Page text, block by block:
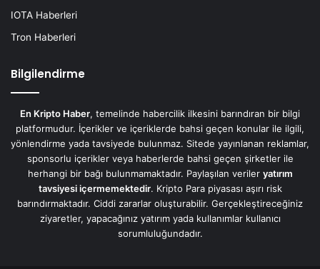
IOTA Haberleri
Tron Haberleri
Bilgilendirme
En Kripto Haber, temelinde habercilik ilkesini barındıran bir bilgi
platformudur. İçerikler ve içeriklerde bahsi geçen konular ile ilgili,
yönlendirme yada tavsiyede bulunmaz. Sitede yayınlanan reklamlar,
sponsorlu içerikler veya haberlerde bahsi geçen şirketler ile
herhangi bir bağı bulunmamaktadır. Paylaşılan veriler yatırım
tavsiyesi içermemektedir. Kripto Para piyasası aşırı risk
barındırmaktadır. Ciddi zararlar oluşturabilir. Gerçekleştireceğiniz
ziyaretler, yapacağınız yatırım yada kullanımlar kullanıcı
sorumluluğundadır.